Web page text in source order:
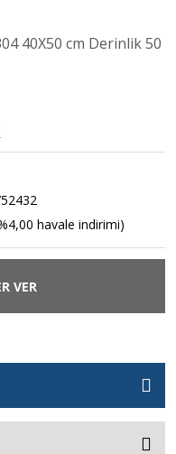
40X50 cm Derinlik 50
havale indirimi)
VER